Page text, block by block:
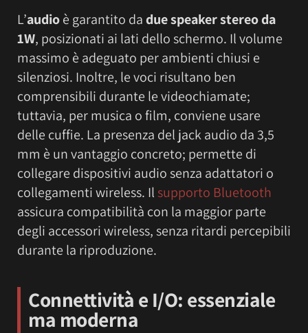
L’audioè garantito dadue speaker stereo da
1W, posizionati ai lati dello schermo. Il volume
massimo è adeguato per ambienti chiusi e
silenziosi. Inoltre, le voci risultano ben
comprensibili durante le videochiamate;
tuttavia, per musica o film, conviene usare
delle cuffie. La presenza del jack audio da 3,5
mm è un vantaggio concreto; permette di
collegare dispositivi audio senza adattatori o
collegamenti wireless. Il supporto Bluetooth
assicura compatibilità con la maggior parte
degli accessori wireless, senza ritardi percepibili
durante la riproduzione.
Connettività e I/O: essenziale
ma moderna